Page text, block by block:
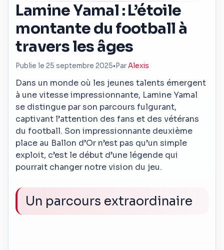
Lamine Yamal : L’étoile
montante du football à
travers les âges
Publie le 25 septembre 2025• ParAlexis
Dans un monde où les jeunes talents émergent
à une vitesse impressionnante, Lamine Yamal
se distingue par son parcours fulgurant,
captivant l’attention des fans et des vétérans
du football. Son impressionnante deuxième
place au Ballon d’Or n’est pas qu’un simple
exploit, c’est le début d’une légende qui
pourrait changer notre vision du jeu.
Un parcours extraordinaire